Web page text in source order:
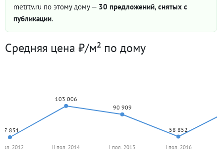
metrtv.ru по этому дому — 30 предложений, снятых с
публикации.
Средняя цена ₽/м² по дому
57 851
103 006
90 909
58 852
2012 II пол. 2014 I пол. 2015 I пол. 2016